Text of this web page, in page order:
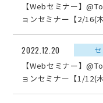
【Webセミナー】
ョンセミナー【2/16(
2022.12.20
【Webセミナー】
ョンセミナー【1/12(